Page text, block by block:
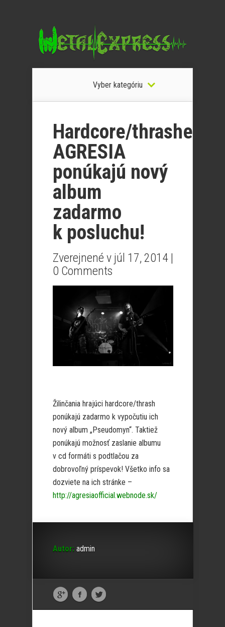
Vyber kategóriu
Hardcore/thrasheri
AGRESIA
ponúkajú nový
album
zadarmo
k posluchu!
Zverejnené v júl 17, 2014 |
0 Comments
Žilinčania hrajúci hardcore/thrash
ponúkajú zadarmo k vypočutiu ich
nový album „Pseudomyn“. Taktiež
ponúkajú možnosť zaslanie albumu
v cd formáti s podtlačou za
dobrovoľný príspevok! Všetko info sa
dozviete na ich stránke –
http://agresiaofficial.webnode.sk/
Autor: admin